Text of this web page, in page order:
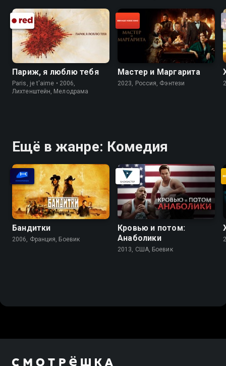
Париж, я люблю тебя
Paris, je t'aime • 2006,
Лихтенштейн, Мелодрама
Мастер и Маргарита
2023, Россия, Фэнтези
Ещё в жанре: Комедия
Бандитки
2006, Франция, Боевик
Кровью и потом:
Анаболики
2013, США, Боевик